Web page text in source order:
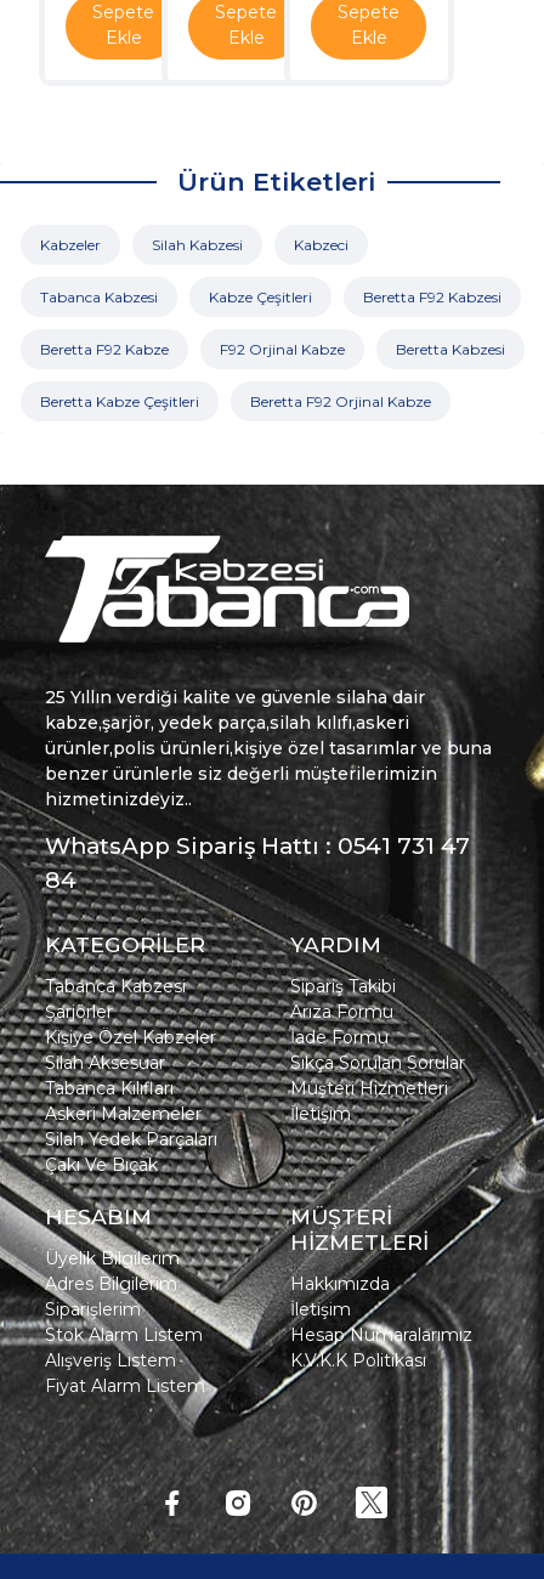
Sepete
Ekle
Sepete
Ekle
Sepete
Ekle
Ürün Etiketleri
Kabzeler Silah Kabzesi Kabzeci
Tabanca Kabzesi Kabze Çeşitleri Beretta F92 Kabzesi
Beretta F92 Kabze F92 Orjinal Kabze Beretta Kabzesi
Beretta Kabze Çeşitleri Beretta F92 Orjinal Kabze
25 Yıllın verdiği kalite ve güvenle silaha dair
kabze,şarjör, yedek parça,silah kılıfı,askeri
ürünler,polis ürünleri,kişiye özel tasarımlar ve buna
benzer ürünlerle siz değerli müşterilerimizin
hizmetinizdeyiz..
WhatsApp Sipariş Hattı : 0541 731 47
84
KATEGORİLER
Tabanca Kabzesi
Şarjörler
Kişiye Özel Kabzeler
Silah Aksesuar
Tabanca Kılıfları
Askeri Malzemeler
Silah Yedek Parçaları
Çakı Ve Bıçak
YARDIM
Sipariş Takibi
Arıza Formu
İade Formu
Sıkça Sorulan Sorular
Müşteri Hizmetleri
İletişim
HESABIM
Üyelik Bilgilerim
Adres Bilgilerim
Siparişlerim
Stok Alarm Listem
Alışveriş Listem
Fiyat Alarm Listem
MÜŞTERİ
HİZMETLERİ
Hakkımızda
İletişim
Hesap Numaralarımız
K.V.K.K Politikası